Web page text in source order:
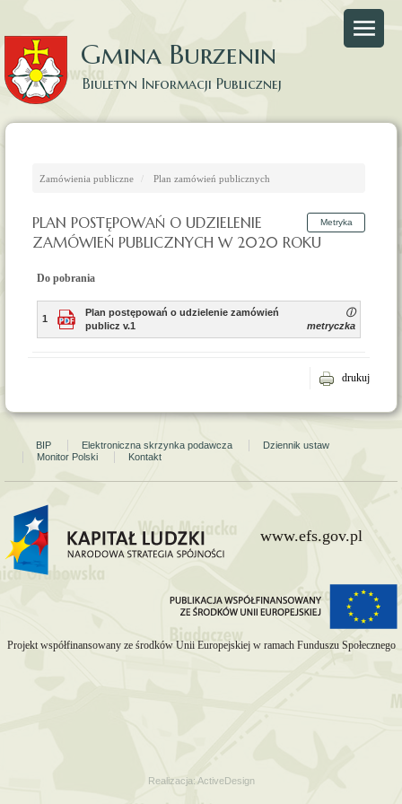
Gmina Burzenin
Biuletyn Informacji Publicznej
Zamówienia publiczne Plan zamówień publicznych
Metryka
PLAN POSTĘPOWAŃ O UDZIELENIE
ZAMÓWIEŃ PUBLICZNYCH W 2020 ROKU
Do pobrania
1
Plan postępowań o udzielenie zamówień
publicz v.1
ⓘ
metryczka
drukuj
Realizacja: ActiveDesign
BIP Elektroniczna skrzynka podawcza
Dziennik ustaw
Monitor Polski
Kontakt
www.efs.gov.pl
Projekt współfinansowany ze środków Unii Europejskiej w ramach Funduszu Społecznego